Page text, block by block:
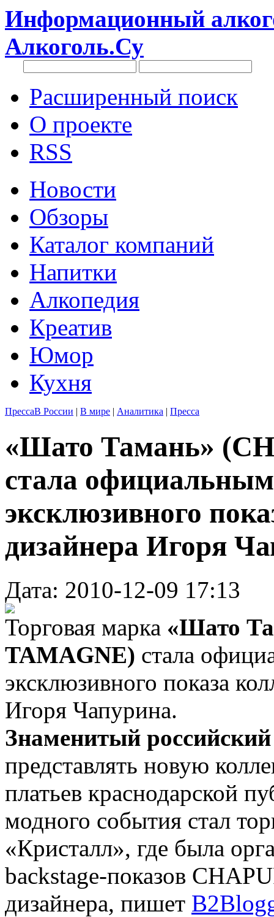
Информационный
Алкоголь.Су
Расширенный поиск
О проекте
RSS
Новости
Обзоры
Каталог компаний
Напитки
Алкопедия
Креатив
Юмор
Кухня
ПрессаВ России | В мире | Аналитика | Пресса
«Шато Тамань»
стала
эксклюзивного
дизайнера Игоря
Дата: 2010-12-09 17:13
Торговая марка «Шато
TAMAGNE) стала
эксклюзивного показа
Игоря Чапурина.
Знаменитый
представлять новую
платьев краснодарской
модного события стал
«Кристалл», где была
backstage-показов
дизайнера, пишет